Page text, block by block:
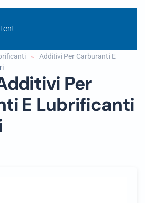
Additivi Per Carburanti E
Per
E Lubrificanti